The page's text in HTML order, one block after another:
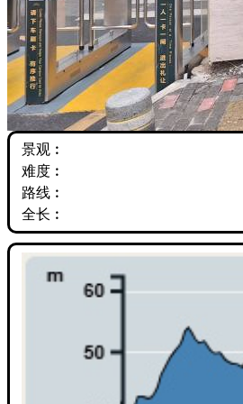
景观︰
难度︰
路线︰
全长︰